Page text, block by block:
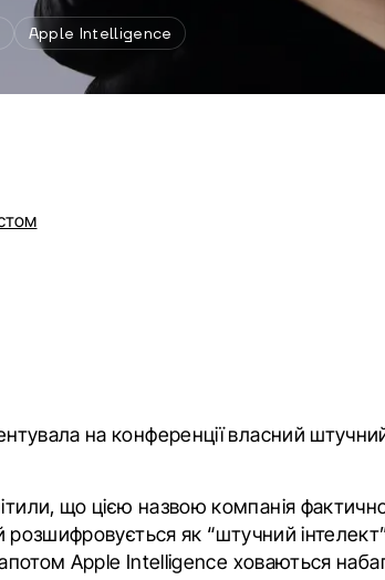
Apple Intelligence
на конференції власний
що цією назвою компанія
розшифровується як “штучний
Apple Intelligence ховаються